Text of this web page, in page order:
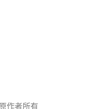
作者所有